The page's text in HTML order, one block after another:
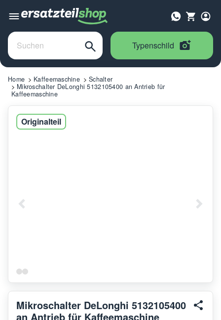
Typenschild
Home Kaffeemaschine
Schalter
Mikroschalter DeLonghi 5132105400 an Antrieb für
Kaffeemaschine
Originalteil
Mikroschalter DeLonghi 5132105400
an Antrieb für Kaffeemaschine